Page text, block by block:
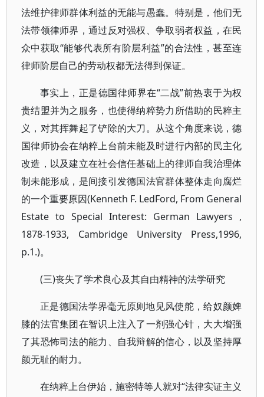
法维护律师群体利益的无能与愚蠢。特别是，他们无
法带领律师界，通过反对强权、争取弱者权益，在民
众中获取“能够代表所有阶层利益”的合法性，甚至连
律师阶层自己的劳动权都无法得到保证。
事实上，正是德国律师界在“二战”前热衷于为权
贵结盟并为之服务，也使得纳粹势力所借助的民粹主
义，对其挥舞起了铲除的大刀。从这个角度来说，德
国律师协会在纳粹上台前未能及时进行内部的民主化
改造，以及建立在社会信任基础上的律师自我治理体
制未能形成，是间接引发德国法官群体整体走向腐烂
的一个重要原因(Kenneth F. LedFord, From General
Estate to Special Interest: German Lawyers ,
1878-1933, Cambridge University Press,1996,
p.1.)。
(三)丧失了学术良心及其自由精神的法学研究
正是德国法学界毫无原则地见风使舵，给奴颜婢
膝的法官集团在智识上注入了一剂强心针，大大增强
了其恐怖司法的能力、自我辩解的信心，以及坚持厚
颜无耻的耐力。
在纳粹上台伊始，施密特等人就对“法律实证主义